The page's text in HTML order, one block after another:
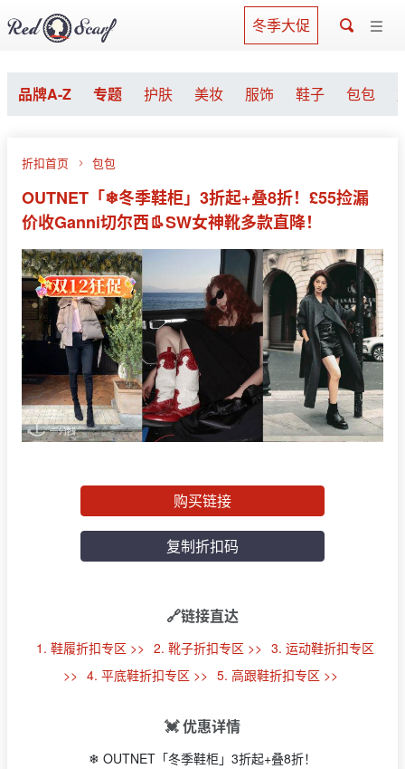
冬季大促
品牌A-Z 专题 护肤 美妆 服饰 鞋子 包包
折扣首页 包包
OUTNET「❄冬季鞋柜」3折起+叠8折！£55捡漏
价收Ganni切尔西👢SW女神靴多款直降！
购买链接
复制折扣码
🔗链接直达
1. 鞋履折扣专区 >> 2. 靴子折扣专区 >> 3. 运动鞋折扣专区
>> 4. 平底鞋折扣专区 >> 5. 高跟鞋折扣专区 >>
💓 优惠详情
❄ OUTNET「冬季鞋柜」3折起+叠8折！